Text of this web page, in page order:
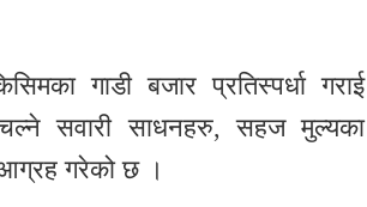
गाडी बजार प्रतिस्पर्धा गराई
चल्ने सवारी साधनहरु, सहज मुल्यका
आग्रह गरेको छ ।